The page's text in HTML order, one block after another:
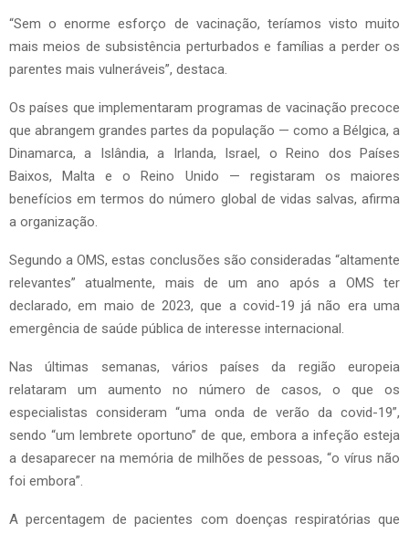
“Sem o enorme esforço de vacinação, teríamos visto muito
mais meios de subsistência perturbados e famílias a perder os
parentes mais vulneráveis”, destaca.
Os países que implementaram programas de vacinação precoce
que abrangem grandes partes da população — como a Bélgica, a
Dinamarca, a Islândia, a Irlanda, Israel, o Reino dos Países
Baixos, Malta e o Reino Unido — registaram os maiores
benefícios em termos do número global de vidas salvas, afirma
a organização.
Segundo a OMS, estas conclusões são consideradas “altamente
relevantes” atualmente, mais de um ano após a OMS ter
declarado, em maio de 2023, que a covid-19 já não era uma
emergência de saúde pública de interesse internacional.
Nas últimas semanas, vários países da região europeia
relataram um aumento no número de casos, o que os
especialistas consideram “uma onda de verão da covid-19”,
sendo “um lembrete oportuno” de que, embora a infeção esteja
a desaparecer na memória de milhões de pessoas, “o vírus não
foi embora”.
A percentagem de pacientes com doenças respiratórias que